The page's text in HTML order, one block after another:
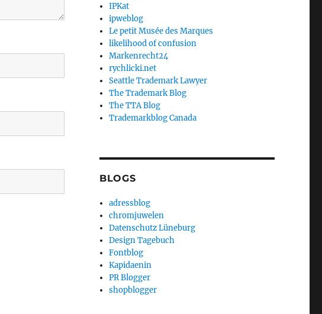
IPKat
ipweblog
Le petit Musée des Marques
likelihood of confusion
Markenrecht24
rychlicki.net
Seattle Trademark Lawyer
The Trademark Blog
The TTA Blog
Trademarkblog Canada
BLOGS
adressblog
chromjuwelen
Datenschutz Lüneburg
Design Tagebuch
Fontblog
Kapidaenin
PR Blogger
shopblogger